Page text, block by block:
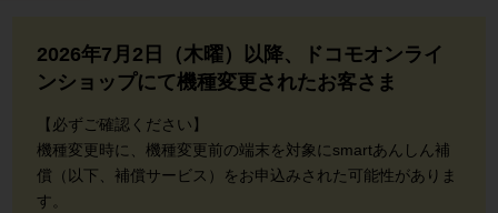
2026年7月2日（木曜）以降、ドコモオンライ
ンショップにて機種変更されたお客さま
【必ずご確認ください】
機種変更時に、機種変更前の端末を対象にsmartあんしん補
償（以下、補償サービス）をお申込みされた可能性がありま
す。